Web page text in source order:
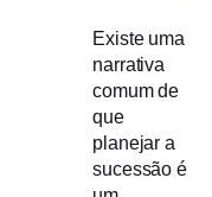
Existe uma
narrativa
comum de
que
planejar a
sucessão é